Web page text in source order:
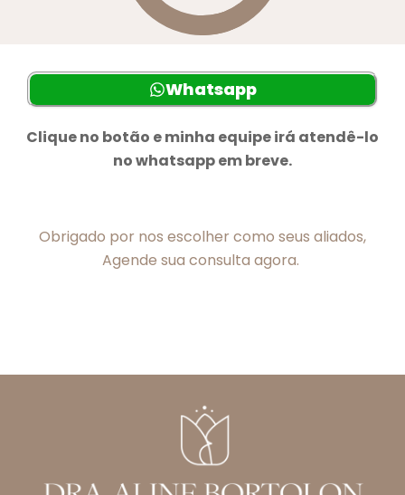
Whatsapp
Clique no botão e minha equipe irá atendê-lo
no whatsapp em breve.
Obrigado por nos escolher como seus aliados,
Agende sua consulta agora.